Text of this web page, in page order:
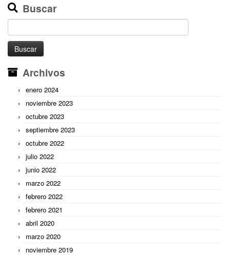
Buscar
Buscar:
Archivos
enero 2024
noviembre 2023
octubre 2023
septiembre 2023
octubre 2022
julio 2022
junio 2022
marzo 2022
febrero 2022
febrero 2021
abril 2020
marzo 2020
noviembre 2019